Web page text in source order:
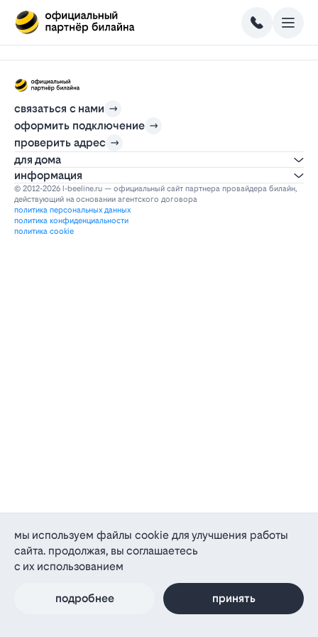
связаться с нами
оформить подключение
проверить адрес
для дома
информация
© 2012-2026 l-beeline.ru — официальный сайт партнера провайдера билайн,
действующий на основании агентского договора
политика персональных данных
политика конфиденциальности
политика cookie
мы используем файлы cookie для улучшения работы
сайта. продолжая, вы соглашаетесь
с их использованием
подробнее принять